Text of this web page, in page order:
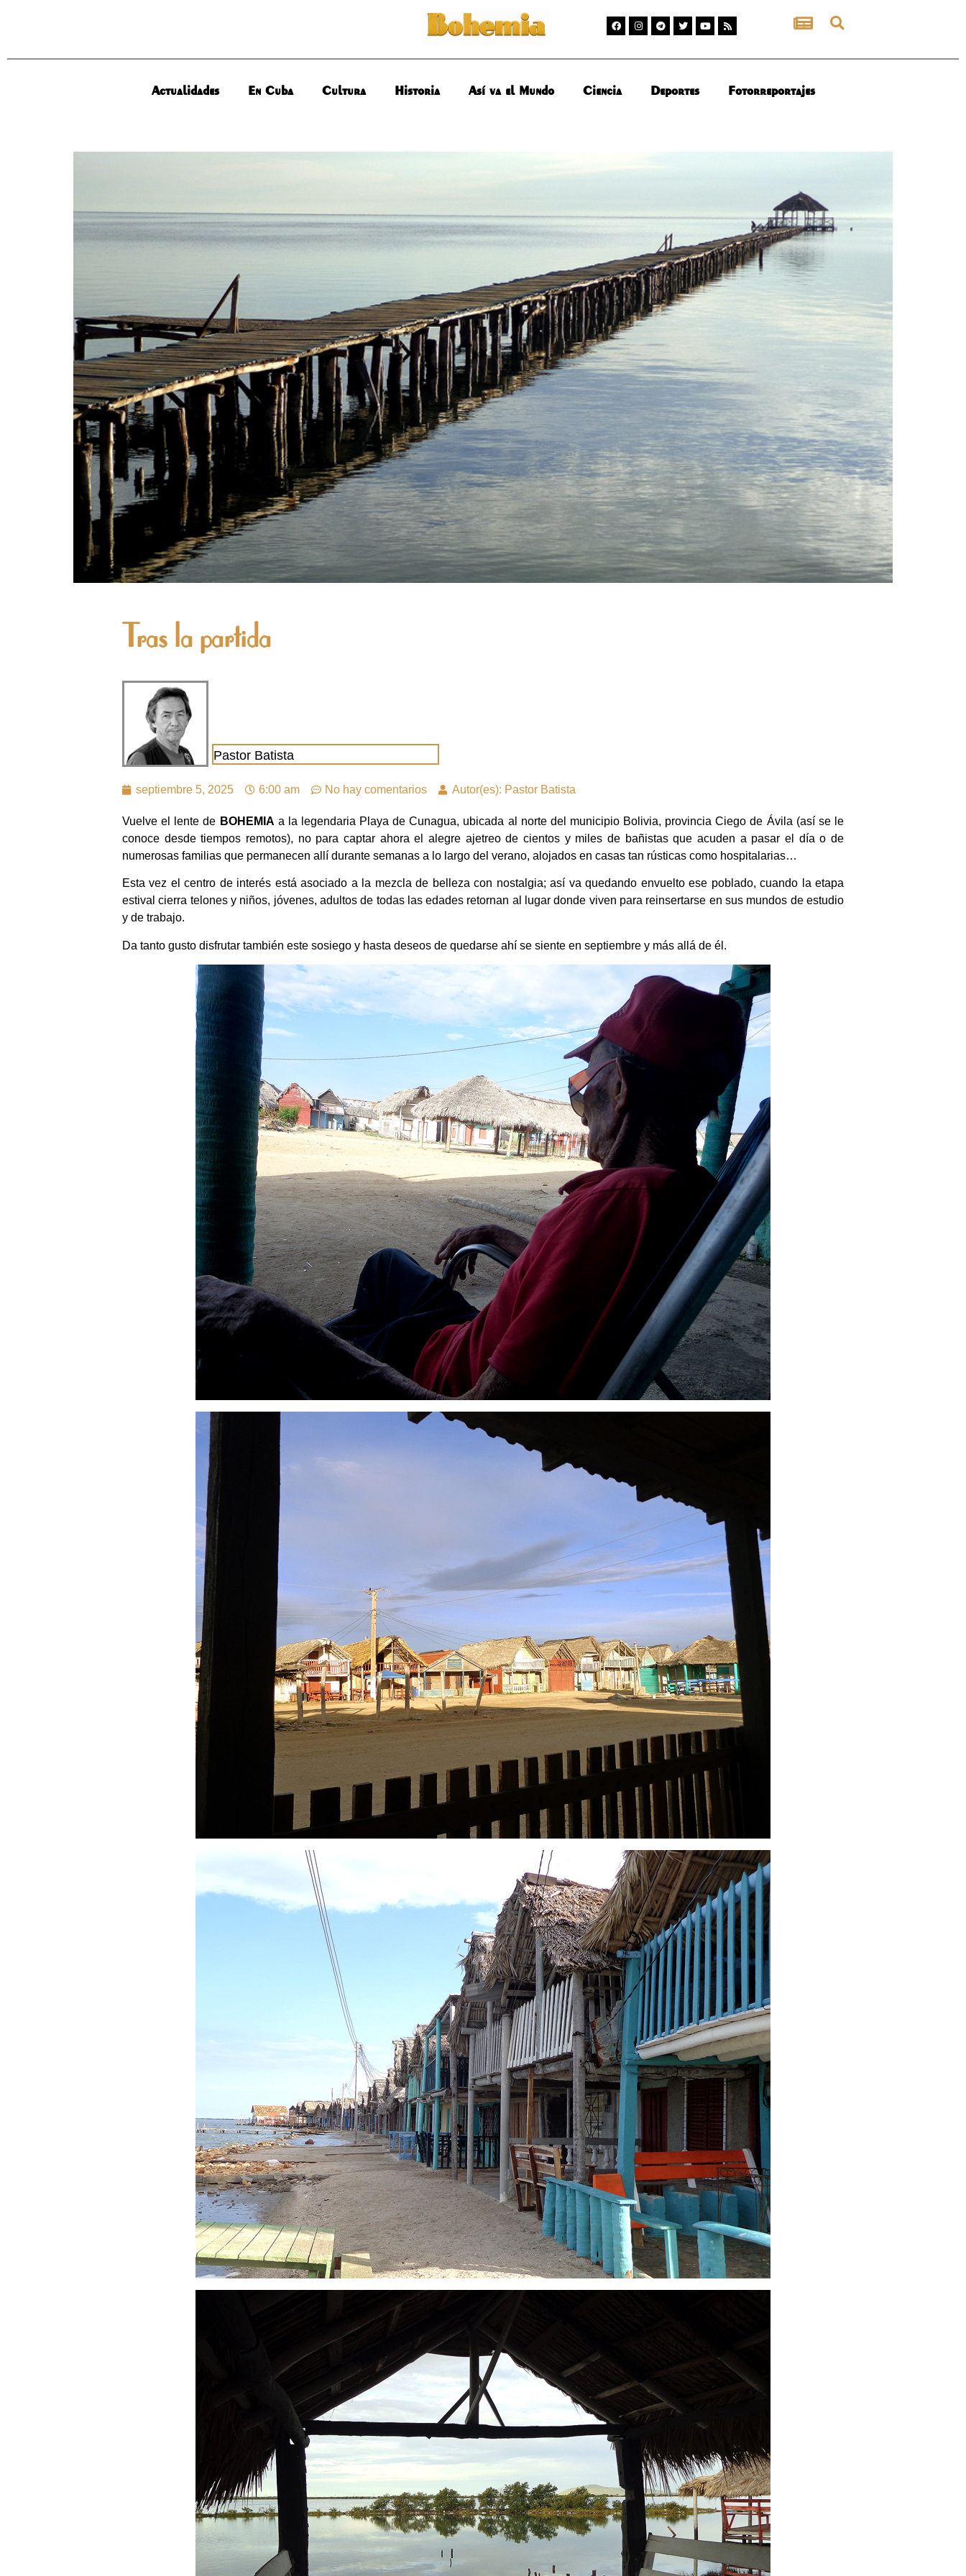
Actualidades En Cuba Cultura Historia Así va el Mundo Ciencia Deportes Fotorreportajes
Tras la partida
Pastor Batista
septiembre 5, 2025 6:00 am No hay comentarios Autor(es): Pastor Batista
Vuelve el lente de BOHEMIA a la legendaria Playa de Cunagua, ubicada al norte del municipio Bolivia, provincia Ciego de Ávila (así se le
conoce desde tiempos remotos), no para captar ahora el alegre ajetreo de cientos y miles de bañistas que acuden a pasar el día o de
numerosas familias que permanecen allí durante semanas a lo largo del verano, alojados en casas tan rústicas como hospitalarias…
Esta vez el centro de interés está asociado a la mezcla de belleza con nostalgia; así va quedando envuelto ese poblado, cuando la etapa
estival cierra telones y niños, jóvenes, adultos de todas las edades retornan al lugar donde viven para reinsertarse en sus mundos de estudio
y de trabajo.
Da tanto gusto disfrutar también este sosiego y hasta deseos de quedarse ahí se siente en septiembre y más allá de él.